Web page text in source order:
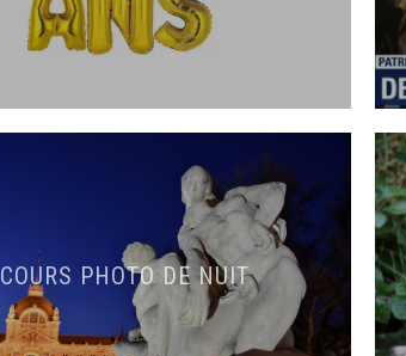
COURS PHOTO DE NUIT